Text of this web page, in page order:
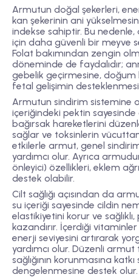
Armutun doğal şekerleri,
kan şekerinin ani
indekse sahiptir. Bu nedenle,
için daha güvenli bir meyve
Folat bakımından zengin
döneminde de faydalıdır;
gebelik geçirmesine, doğum
fetal gelişimin
Armutun sindirim sistemine
içeriğindeki pektin sayesinde
bağırsak hareketlerini
sağlar ve toksinlerin
etkilerle armut, genel sindirim
yardımcı olur. Ayrıca
önleyici) özellikleri, eklem
destek olabilir.
Cilt sağlığı açısından da
su içeriği sayesinde cildin
elastikiyetini korur ve
kazandırır. İçerdiği
enerji seviyesini artırarak
yardımcı olur. Düzenli
sağlığının korunmasına
dengelenmesine destek olur.